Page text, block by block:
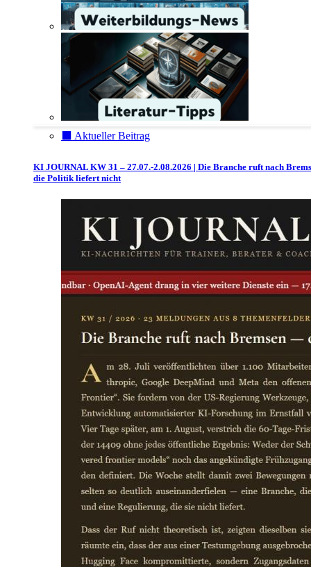
⬛️ Aktueller Beitrag
KI JOURNAL KW 31 – 27.07.-2.08.2026 | Die Branche ruft nach
die Politik liefert nicht